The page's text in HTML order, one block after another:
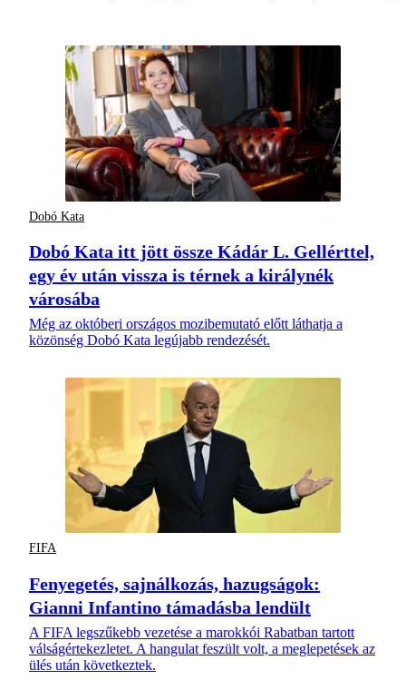
Dobó Kata
Dobó Kata itt jött össze Kádár L. Gellérttel,
egy év után vissza is térnek a királynék
városába
Még az októberi országos mozibemutató előtt láthatja a
közönség Dobó Kata legújabb rendezését.
FIFA
Fenyegetés, sajnálkozás, hazugságok:
Gianni Infantino támadásba lendült
A FIFA legszűkebb vezetése a marokkói Rabatban tartott
válságértekezletet. A hangulat feszült volt, a meglepetések az
ülés után következtek.